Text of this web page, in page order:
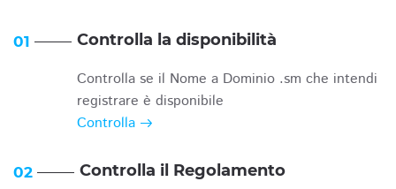
01 Controlla la disponibilità
Controlla se il Nome a Dominio .sm che intendi
registrare è disponibile
Controlla
02 Controlla il Regolamento